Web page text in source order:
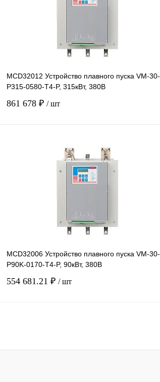
Под заказ
MCD32012 Устройство плавного пуска VM-30-
P315-0580-T4-P, 315кВт, 380В
861 678 ₽ / шт
Купить в 1 клик Сравнение
Под заказ
MCD32006 Устройство плавного пуска VM-30-
P90K-0170-T4-P, 90кВт, 380В
554 681.21 ₽ / шт
Купить в 1 клик Сравнение